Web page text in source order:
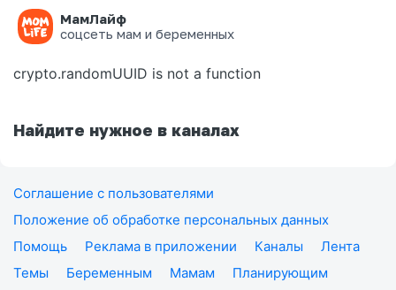
МамЛайф
соцсеть мам и беременных
Ошибка на странице
crypto.randomUUID is not a function
Найдите нужное в каналах
Соглашение с пользователями
Положение об обработке персональных данных
Помощь
Реклама в приложении Каналы
Лента
Темы
Беременным Мамам
Планирующим